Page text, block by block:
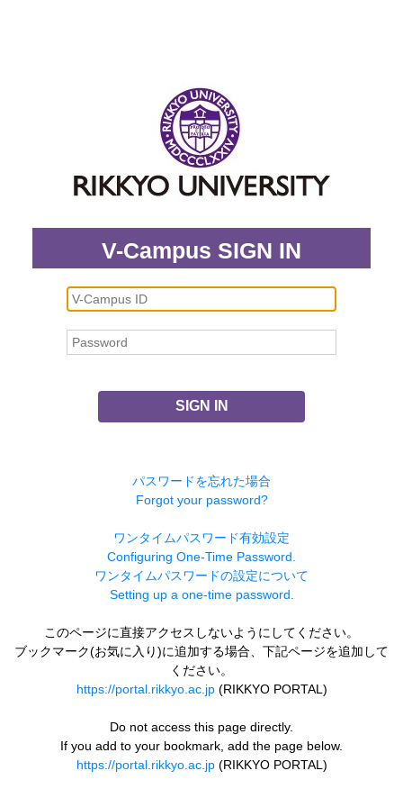
V-Campus SIGN IN
SIGN IN
パスワードを忘れた場合
Forgot your password?
ワンタイムパスワード有効設定
Configuring One-Time Password.
ワンタイムパスワードの設定について
Setting up a one-time password.
このページに直接アクセスしないようにしてください。
ブックマーク(お気に入り)に追加する場合、下記ページを追加して
ください。
https://portal.rikkyo.ac.jp(RIKKYO PORTAL)
Do not access this page directly.
If you add to your bookmark, add the page below.
https://portal.rikkyo.ac.jp(RIKKYO PORTAL)